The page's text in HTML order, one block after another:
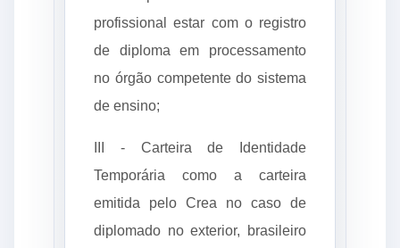
profissional estar com o registro
de diploma em processamento
no órgão competente do sistema
de ensino;
III - Carteira de Identidade
Temporária como a carteira
emitida pelo Crea no caso de
diplomado no exterior, brasileiro